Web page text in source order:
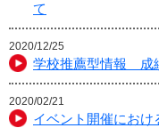
て
2020/12/25
学校推薦型情報 成
2020/02/21
イベント開催にお